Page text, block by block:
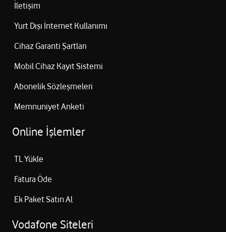
İletişim
Yurt Dışı İnternet Kullanımı
Cihaz Garanti Şartları
Mobil Cihaz Kayıt Sistemi
Abonelik Sözleşmeleri
Memnuniyet Anketi
Online İşlemler
TL Yükle
Fatura Öde
Ek Paket Satın Al
Vodafone Siteleri